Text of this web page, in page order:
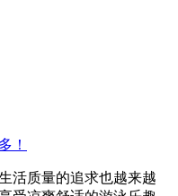
！
活质量的追求也越来越